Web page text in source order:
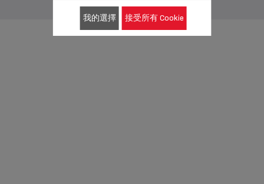
| 繁體中文
我的選擇 接受所有 Cookie